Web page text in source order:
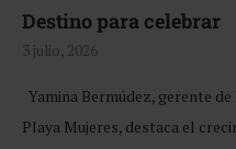
Destino para celebrar
3 julio, 2026
Yamina Bermúdez, gerente
Playa Mujeres, destaca el